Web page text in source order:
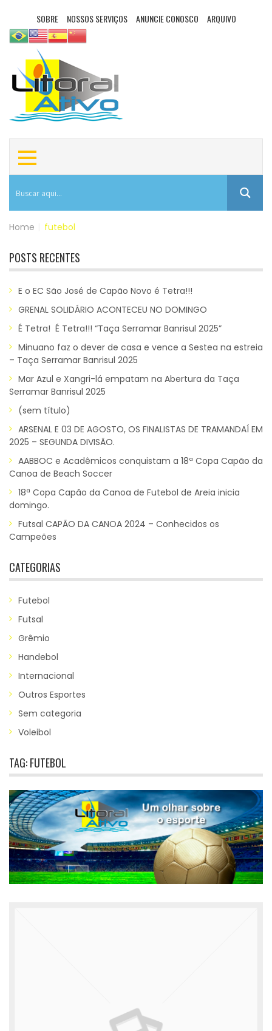
SOBRE NOSSOS SERVIÇOS ANUNCIE CONOSCO ARQUIVO
Home futebol
POSTS RECENTES
E o EC São José de Capão Novo é Tetra!!!
GRENAL SOLIDÁRIO ACONTECEU NO DOMINGO
É Tetra! É Tetra!!! “Taça Serramar Banrisul 2025”
Minuano faz o dever de casa e vence a Sestea na estreia
– Taça Serramar Banrisul 2025
Mar Azul e Xangri-lá empatam na Abertura da Taça
Serramar Banrisul 2025
(sem título)
ARSENAL E 03 DE AGOSTO, OS FINALISTAS DE TRAMANDAÍ EM
2025 – SEGUNDA DIVISÃO.
AABBOC e Acadêmicos conquistam a 18ª Copa Capão da
Canoa de Beach Soccer
18ª Copa Capão da Canoa de Futebol de Areia inicia
domingo.
Futsal CAPÃO DA CANOA 2024 – Conhecidos os
Campeões
CATEGORIAS
Futebol
Futsal
Grêmio
Handebol
Internacional
Outros Esportes
Sem categoria
Voleibol
TAG:FUTEBOL